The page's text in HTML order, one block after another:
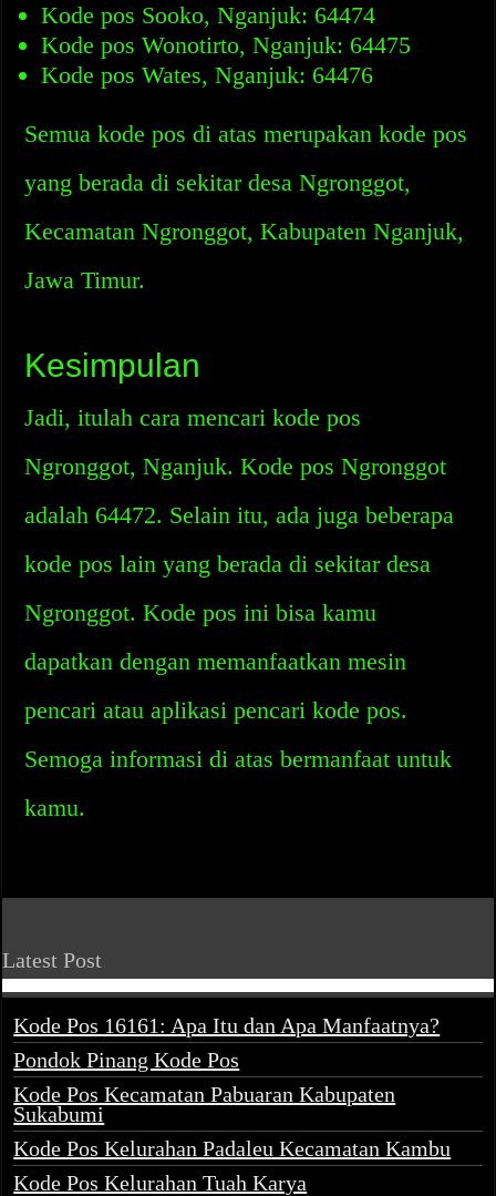
Kode pos Sooko, Nganjuk: 64474
Kode pos Wonotirto, Nganjuk: 64475
Kode pos Wates, Nganjuk: 64476
Semua kode pos di atas merupakan kode pos
yang berada di sekitar desa Ngronggot,
Kecamatan Ngronggot, Kabupaten Nganjuk,
Jawa Timur.
Kesimpulan
Jadi, itulah cara mencari kode pos
Ngronggot, Nganjuk. Kode pos Ngronggot
adalah 64472. Selain itu, ada juga beberapa
kode pos lain yang berada di sekitar desa
Ngronggot. Kode pos ini bisa kamu
dapatkan dengan memanfaatkan mesin
pencari atau aplikasi pencari kode pos.
Semoga informasi di atas bermanfaat untuk
kamu.
Latest Post
Kode Pos 16161: Apa Itu dan Apa Manfaatnya?
Pondok Pinang Kode Pos
Kode Pos Kecamatan Pabuaran Kabupaten
Sukabumi
Kode Pos Kelurahan Padaleu Kecamatan Kambu
Kode Pos Kelurahan Tuah Karya